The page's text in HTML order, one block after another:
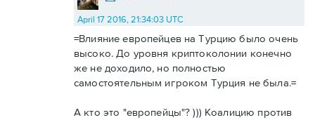
April 17 2016, 21:34:03 UTC
=Влияние европейцев на Турцию было очень
высоко. До уровня криптоколонии конечно
же не доходило, но полностью
самостоятельным игроком Турция не была.=
А кто это "европейцы"? ))) Коалицию против